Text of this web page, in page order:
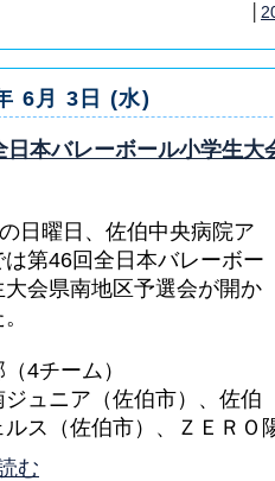
6月 3日 (水)
日本バレーボール小学生大
日曜日、佐伯中央病院ア
は第46回全日本バレーボー
大会県南地区予選会が開か
4チーム）
ュニア（佐伯市）、佐伯
ルス（佐伯市）、ＺＥＲＯ
む